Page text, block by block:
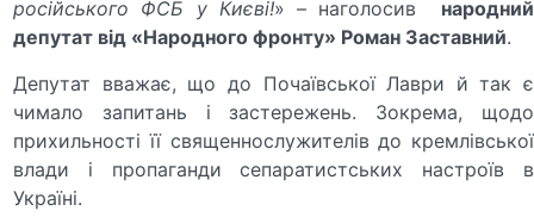
російського ФСБ у Києві!» – наголосив народний
депутат від «Народного фронту» Роман Заставний.
Депутат вважає, що до Почаївської Лаври й так є
чимало запитань і застережень. Зокрема, щодо
прихильності її священнослужителів до кремлівської
влади і пропаганди сепаратистських настроїв в
Україні.